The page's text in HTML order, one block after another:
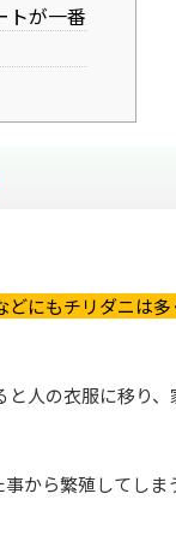
トが一番
にもチリダニは多
人の衣服に移り、
から繁殖してしま